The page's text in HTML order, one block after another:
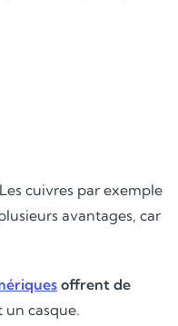
cuivres par exemple
avantages, car
offrent de
un casque.